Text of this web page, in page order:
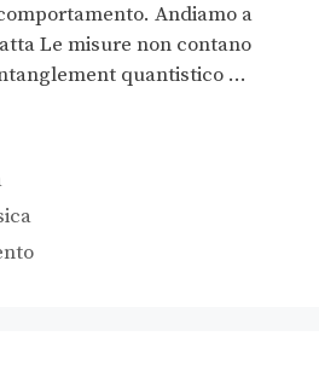
Andiamo a
Le misure non contano
quantistico …